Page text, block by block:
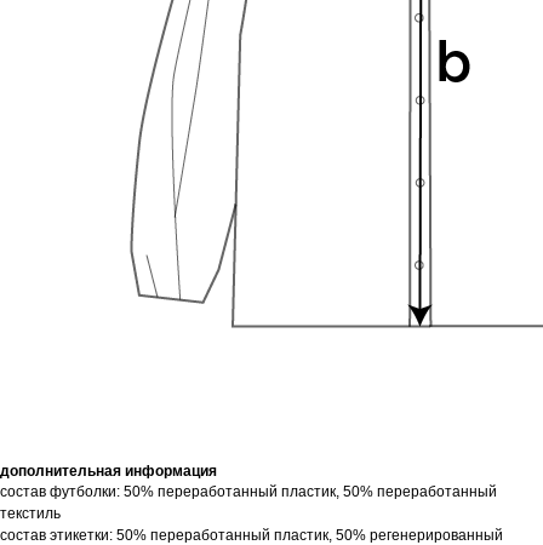
дополнительная информация
состав футболки: 50% переработанный пластик, 50% переработанный
текстиль
состав этикетки: 50% переработанный пластик, 50% регенерированный